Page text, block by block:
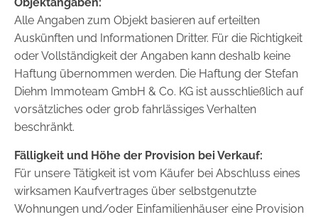
Alle Angaben zum Objekt basieren auf erteilten
Auskünften und Informationen Dritter. Für die Richtigkeit
oder Vollständigkeit der Angaben kann deshalb keine
Haftung übernommen werden. Die Haftung der Stefan
Diehm Immoteam GmbH & Co. KG ist ausschließlich auf
vorsätzliches oder grob fahrlässiges Verhalten
beschränkt.
Fälligkeit und Höhe der Provision bei Verkauf:
Für unsere Tätigkeit ist vom Käufer bei Abschluss eines
wirksamen Kaufvertrages über selbstgenutzte
Wohnungen und/oder Einfamilienhäuser eine Provision